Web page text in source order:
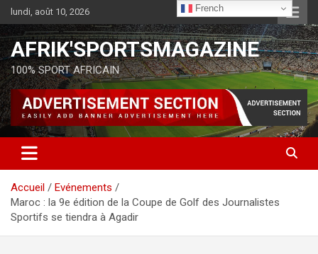
lundi, août 10, 2026
AFRIK'SPORTSMAGAZINE
100% SPORT AFRICAIN
Accueil
Evénements
Maroc : la 9e édition de la Coupe de Golf des Journalistes
Sportifs se tiendra à Agadir
French